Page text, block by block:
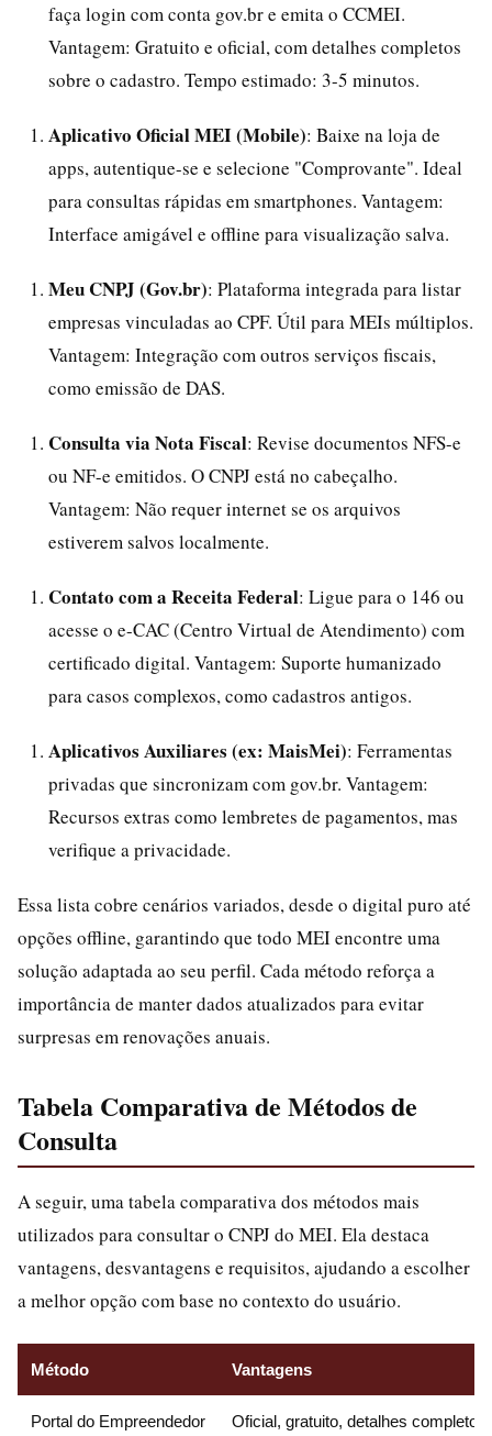
faça login com conta gov.br e emita o CCMEI.
Vantagem: Gratuito e oficial, com detalhes completos
sobre o cadastro. Tempo estimado: 3-5 minutos.
Aplicativo Oficial MEI (Mobile): Baixe na loja de
apps, autentique-se e selecione "Comprovante". Ideal
para consultas rápidas em smartphones. Vantagem:
Interface amigável e offline para visualização salva.
Meu CNPJ (Gov.br): Plataforma integrada para listar
empresas vinculadas ao CPF. Útil para MEIs múltiplos.
Vantagem: Integração com outros serviços fiscais,
como emissão de DAS.
Consulta via Nota Fiscal: Revise documentos NFS-e
ou NF-e emitidos. O CNPJ está no cabeçalho.
Vantagem: Não requer internet se os arquivos
estiverem salvos localmente.
Contato com a Receita Federal: Ligue para o 146 ou
acesse o e-CAC (Centro Virtual de Atendimento) com
certificado digital. Vantagem: Suporte humanizado
para casos complexos, como cadastros antigos.
Aplicativos Auxiliares (ex: MaisMei): Ferramentas
privadas que sincronizam com gov.br. Vantagem:
Recursos extras como lembretes de pagamentos, mas
verifique a privacidade.
Essa lista cobre cenários variados, desde o digital puro até
opções offline, garantindo que todo MEI encontre uma
solução adaptada ao seu perfil. Cada método reforça a
importância de manter dados atualizados para evitar
surpresas em renovações anuais.
Tabela Comparativa de Métodos de
Consulta
A seguir, uma tabela comparativa dos métodos mais
utilizados para consultar o CNPJ do MEI. Ela destaca
vantagens, desvantagens e requisitos, ajudando a escolher
a melhor opção com base no contexto do usuário.
Método Vantagens
Portal do Empreendedor Oficial, gratuito, detalhes completos